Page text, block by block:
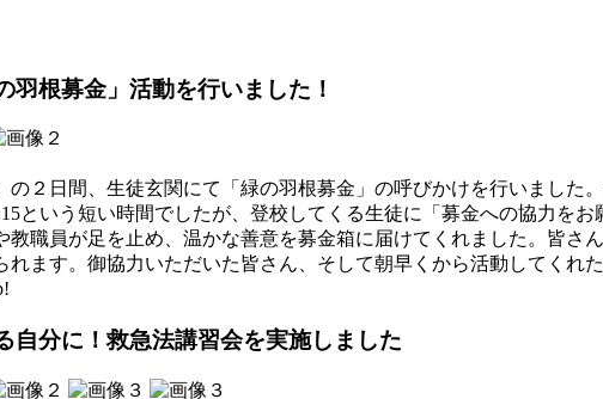
羽根募金」活動を行いました！
２日間、生徒玄関にて「緑の羽根募金」の呼びかけを行いました
という短い時間でしたが、登校してくる生徒に「募金への協力をお
職員が足を止め、温かな善意を募金箱に届けてくれました。皆さ
ます。御協力いただいた皆さん、そして朝早くから活動してくれ
自分に！救急法講習会を実施しました